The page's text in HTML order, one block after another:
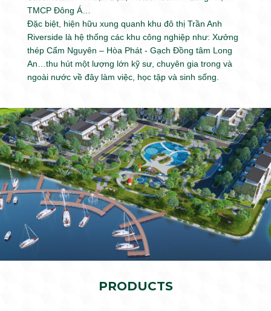
TMCP Đông Á…
Đặc biệt, hiện hữu xung quanh khu đô thị Trần Anh
Riverside là hệ thống các khu công nghiệp như: Xưởng
thép Cẩm Nguyên – Hòa Phát - Gạch Đồng tâm Long
An…thu hút một lượng lớn kỹ sư, chuyên gia trong và
ngoài nước về đây làm việc, học tập và sinh sống.
PRODUCTS